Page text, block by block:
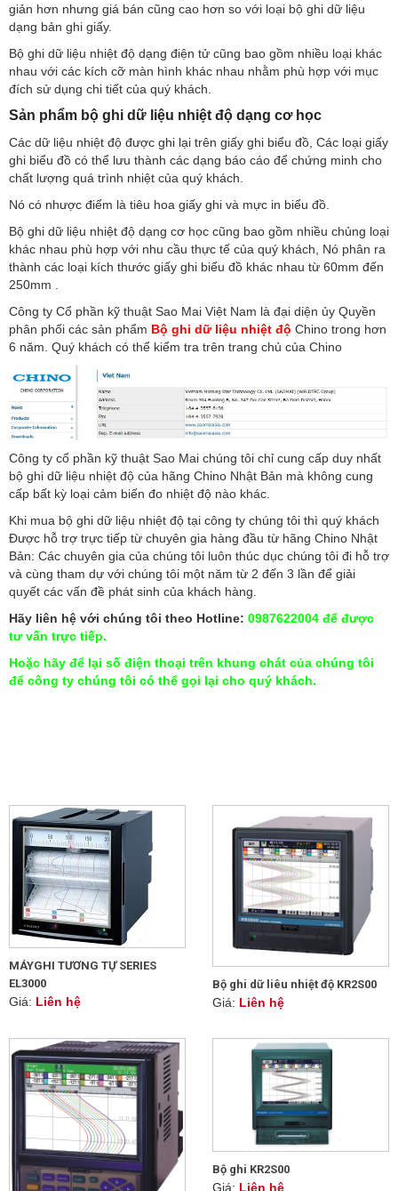
giản hơn nhưng giá bán cũng cao hơn so với loại bộ ghi dữ liệu
dạng bản ghi giấy.
Bộ ghi dữ liệu nhiệt độ dạng điện tử cũng bao gồm nhiều loại khác
nhau với các kích cỡ màn hình khác nhau nhằm phù hợp với mục
đích sử dụng chi tiết của quý khách.
Sản phẩm bộ ghi dữ liệu nhiệt độ dạng cơ học
Các dữ liệu nhiệt độ được ghi lại trên giấy ghi biểu đồ, Các loại giấy
ghi biểu đồ có thể lưu thành các dạng báo cáo để chứng minh cho
chất lượng quá trình nhiệt của quý khách.
Nó có nhược điểm là tiêu hoa giấy ghi và mực in biểu đồ.
Bộ ghi dữ liệu nhiệt độ dạng cơ học cũng bao gồm nhiều chủng loại
khác nhau phù hợp với nhu cầu thực tế của quý khách, Nó phân ra
thành các loại kích thước giấy ghi biểu đồ khác nhau từ 60mm đến
250mm .
Công ty Cổ phần kỹ thuật Sao Mai Việt Nam là đại diện ủy Quyền
phân phối các sản phẩm Bộ ghi dữ liệu nhiệt độ Chino trong hơn
6 năm. Quý khách có thể kiểm tra trên trang chủ của Chino
Công ty cổ phần kỹ thuật Sao Mai chúng tôi chỉ cung cấp duy nhất
bộ ghi dữ liệu nhiệt độ của hãng Chino Nhật Bản mà không cung
cấp bất kỳ loại cảm biến đo nhiệt độ nào khác.
Khi mua bộ ghi dữ liệu nhiệt độ tại công ty chúng tôi thì quý khách
Được hỗ trợ trực tiếp từ chuyên gia hàng đầu từ hãng Chino Nhật
Bản: Các chuyên gia của chúng tôi luôn thúc dục chúng tôi đi hỗ trợ
và cùng tham dự với chúng tôi một năm từ 2 đến 3 lần để giải
quyết các vấn đề phát sinh của khách hàng.
Hãy liên hệ với chúng tôi theo Hotline: 0987622004 để được
tư vấn trực tiếp.
Hoặc hãy để lại số điện thoại trên khung chát của chúng tôi
để công ty chúng tôi có thể gọi lại cho quý khách.
MÁYGHI TƯƠNG TỰ SERIES
EL3000
Giá: Liên hệ
Bộ ghi dữ liêu nhiệt độ KR2S00
Giá: Liên hệ
Bộ ghi KR2S00
Giá: Liên hệ